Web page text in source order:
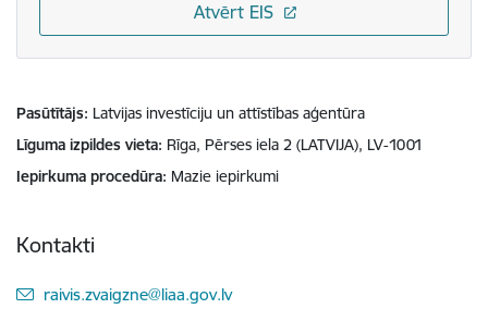
Atvērt EIS
Pasūtītājs Latvijas investīciju un attīstības aģentūra
Līguma izpildes vieta Rīga, Pērses iela 2 (LATVIJA), LV-1001
Iepirkuma procedūra Mazie iepirkumi
Kontakti
E-pasts:
raivis.zvaigzne@liaa.gov.lv